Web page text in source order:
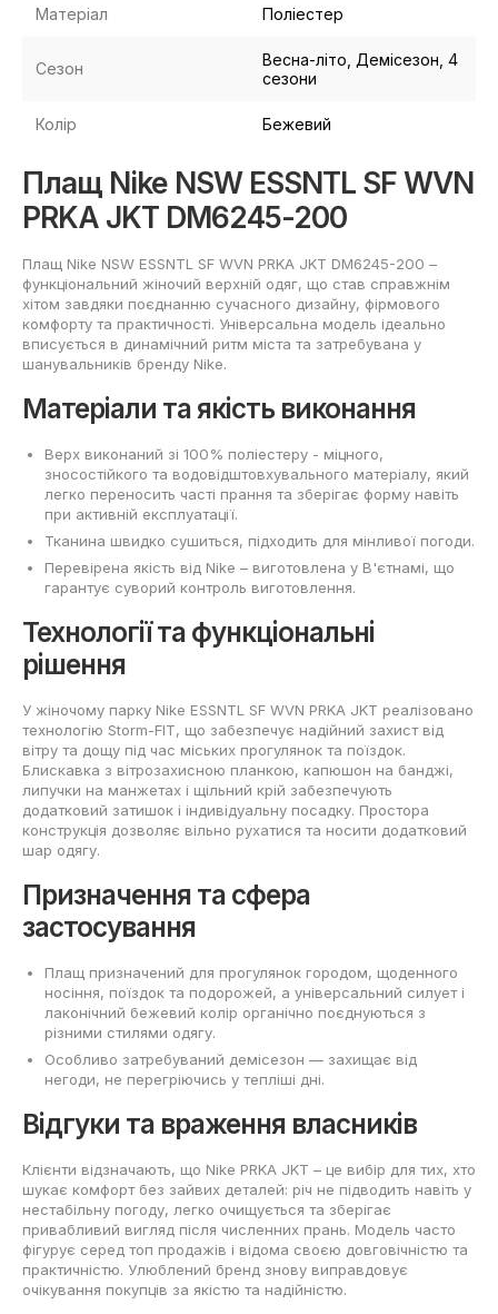
Матеріал Поліестер
Сезон
Весна-літо, Демісезон, 4
сезони
Колір Бежевий
Плащ Nike NSW ESSNTL SF WVN
PRKA JKT DM6245-200
Плащ Nike NSW ESSNTL SF WVN PRKA JKT DM6245-200 –
функціональний жіночий верхній одяг, що став справжнім
хітом завдяки поєднанню сучасного дизайну, фірмового
комфорту та практичності. Універсальна модель ідеально
вписується в динамічний ритм міста та затребувана у
шанувальників бренду Nike.
Матеріали та якість виконання
Верх виконаний зі 100% поліестеру - міцного,
зносостійкого та водовідштовхувального матеріалу, який
легко переносить часті прання та зберігає форму навіть
при активній експлуатації.
Тканина швидко сушиться, підходить для мінливої погоди.
Перевірена якість від Nike – виготовлена у В'єтнамі, що
гарантує суворий контроль виготовлення.
Технології та функціональні
рішення
У жіночому парку Nike ESSNTL SF WVN PRKA JKT реалізовано
технологію Storm-FIT, що забезпечує надійний захист від
вітру та дощу під час міських прогулянок та поїздок.
Блискавка з вітрозахисною планкою, капюшон на банджі,
липучки на манжетах і щільний крій забезпечують
додатковий затишок і індивідуальну посадку. Простора
конструкція дозволяє вільно рухатися та носити додатковий
шар одягу.
Призначення та сфера
застосування
Плащ призначений для прогулянок городом, щоденного
носіння, поїздок та подорожей, а універсальний силует і
лаконічний бежевий колір органічно поєднуються з
різними стилями одягу.
Особливо затребуваний демісезон — захищає від
негоди, не перегріючись у тепліші дні.
Відгуки та враження власників
Клієнти відзначають, що Nike PRKA JKT – це вибір для тих, хто
шукає комфорт без зайвих деталей: річ не підводить навіть у
нестабільну погоду, легко очищується та зберігає
привабливий вигляд після численних прань. Модель часто
фігурує серед топ продажів і відома своєю довговічністю та
практичністю. Улюблений бренд знову виправдовує
очікування покупців за якістю та надійністю.